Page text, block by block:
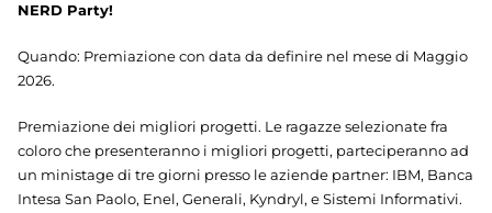
NERD Party!
Quando: Premiazione con data da definire nel mese di Maggio
2026.
Premiazione dei migliori progetti. Le ragazze selezionate fra
coloro che presenteranno i migliori progetti, parteciperanno ad
un ministage di tre giorni presso le aziende partner: IBM, Banca
Intesa San Paolo, Enel, Generali, Kyndryl, e Sistemi Informativi.